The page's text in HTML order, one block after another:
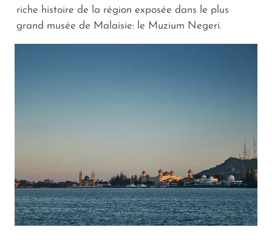
riche histoire de la région exposée dans le plus
grand musée de Malaisie: le Muzium Negeri.